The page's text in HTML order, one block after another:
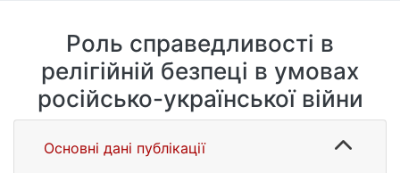
Роль справедливості в
релігійній безпеці в умовах
російсько-української війни
Основні дані публікації